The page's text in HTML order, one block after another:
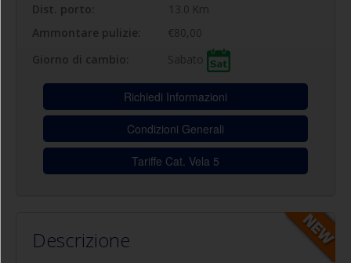
Dist. porto:
13.0 Km
Ammontare pulizie:
€80,00
Giorno di cambio:
Sabato
Richiedi Informazioni
Condizioni Generali
Tariffe Cat. Vela 5
Descrizione